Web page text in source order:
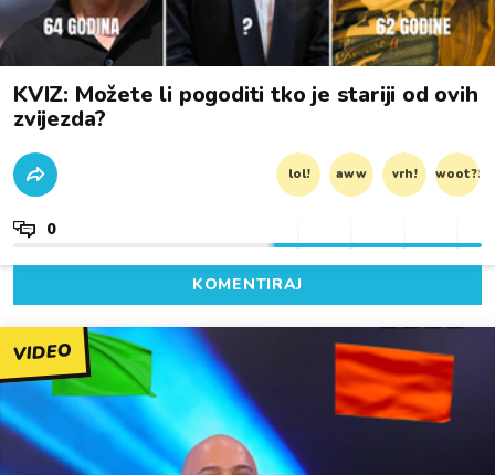
KVIZ: Možete li pogoditi tko je stariji od ovih
zvijezda?
lol! aww vrh! woot?!
0
KOMENTIRAJ
VIDEO